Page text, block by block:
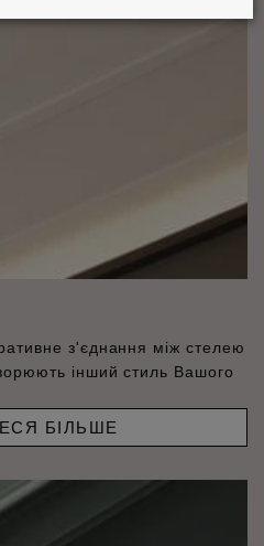
з'єднання між стелею
інший стиль Вашого
БІЛЬШЕ